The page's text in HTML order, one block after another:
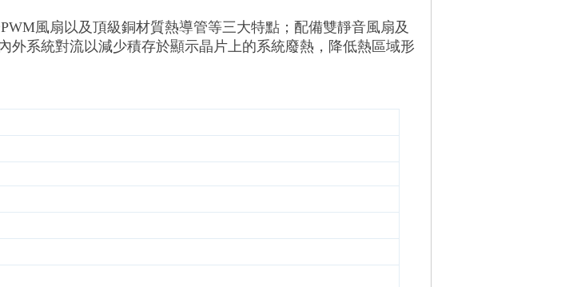
風扇以及頂級銅材質熱導管等三大特點；配備雙靜音風扇及
外系統對流以減少積存於顯示晶片上的系統廢熱，降低熱區域形